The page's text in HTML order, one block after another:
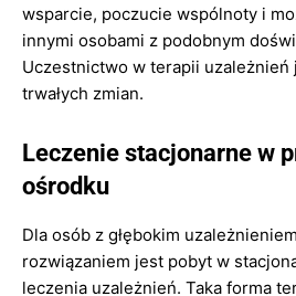
wsparcie, poczucie wspólnoty i
innymi osobami z podobnym
Uczestnictwo w terapii uzależnień
trwałych zmian.
Leczenie stacjonarne w
ośrodku
Dla osób z głębokim
rozwiązaniem jest pobyt w
leczenia uzależnień. Taka forma